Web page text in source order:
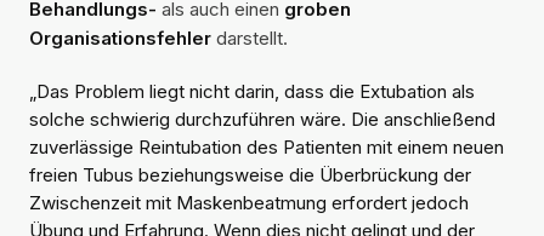
Behandlungs- als auch einen groben
Organisationsfehler darstellt.
„Das Problem liegt nicht darin, dass die Extubation als
solche schwierig durchzuführen wäre. Die anschließend
zuverlässige Reintubation des Patienten mit einem neuen
freien Tubus beziehungsweise die Überbrückung der
Zwischenzeit mit Maskenbeatmung erfordert jedoch
Übung und Erfahrung. Wenn dies nicht gelingt und der